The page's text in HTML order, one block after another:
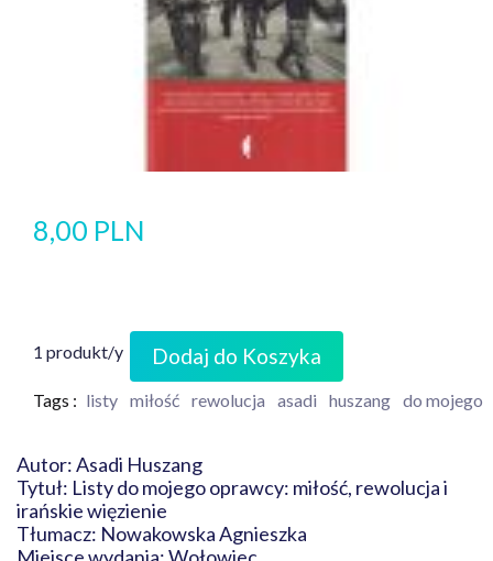
8,00 PLN
1 produkt/y Dodaj do Koszyka
Tags : listy miłość rewolucja asadi huszang do mojego
Autor: Asadi Huszang
Tytuł: Listy do mojego oprawcy: miłość, rewolucja i
irańskie więzienie
Tłumacz: Nowakowska Agnieszka